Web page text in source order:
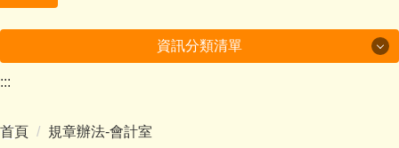
資訊分類清單
重要公告
:::
首頁 規章辦法-會計室